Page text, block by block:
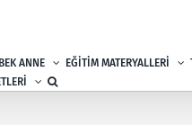
ANNE EĞİTİM MATERYALLERİ